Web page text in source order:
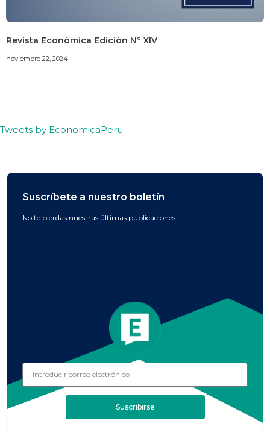
Revista Económica Edición N° XIV
noviembre 22, 2024
Tweets by EconomicaPeru
Suscríbete a nuestro boletín
No te pierdas nuestras últimas publicaciones.
Suscribirse